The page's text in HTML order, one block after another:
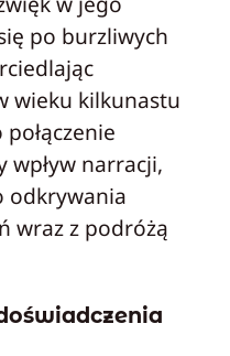
po burzliwych
wieku kilkunastu
wpływ narracji,
odkrywania
wraz z podróżą